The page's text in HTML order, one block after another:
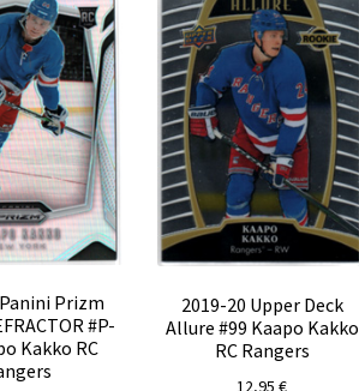
Prizm
#P-
Kakko RC
2019-20 Upper Deck
Allure #99 Kaapo Kakko
RC Rangers
12,95€